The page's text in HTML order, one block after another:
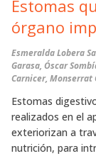
Estomas
órgano
Esmeralda Lobera
Garasa, Óscar
Carnicer, Monserrat
Estomas
realizados en el
exteriorizan a
nutrición, para